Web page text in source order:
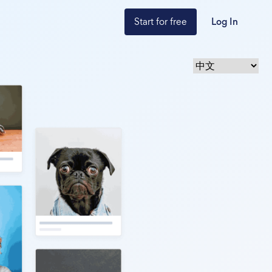
Start for free Log In